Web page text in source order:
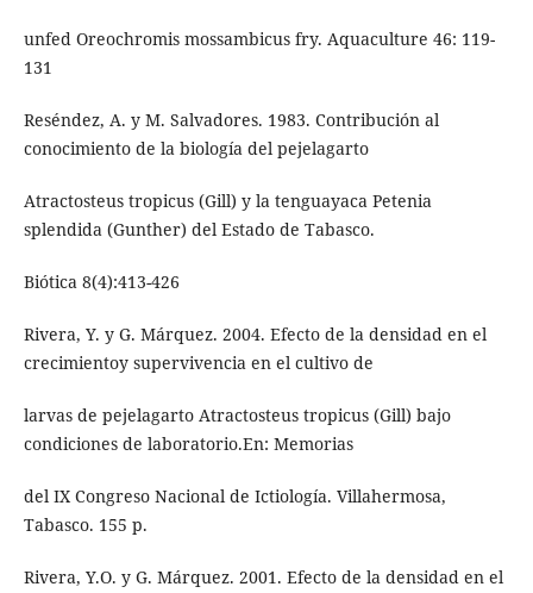
unfed Oreochromis mossambicus fry. Aquaculture 46: 119-
131
Reséndez, A. y M. Salvadores. 1983. Contribución al
conocimiento de la biología del pejelagarto
Atractosteus tropicus (Gill) y la tenguayaca Petenia
splendida (Gunther) del Estado de Tabasco.
Biótica 8(4):413-426
Rivera, Y. y G. Márquez. 2004. Efecto de la densidad en el
crecimientoy supervivencia en el cultivo de
larvas de pejelagarto Atractosteus tropicus (Gill) bajo
condiciones de laboratorio.En: Memorias
del IX Congreso Nacional de Ictiología. Villahermosa,
Tabasco. 155 p.
Rivera, Y.O. y G. Márquez. 2001. Efecto de la densidad en el